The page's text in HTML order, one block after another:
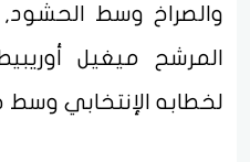
والصراخ وسط
المرشح ميغيل
لخطابه الإنتخابي